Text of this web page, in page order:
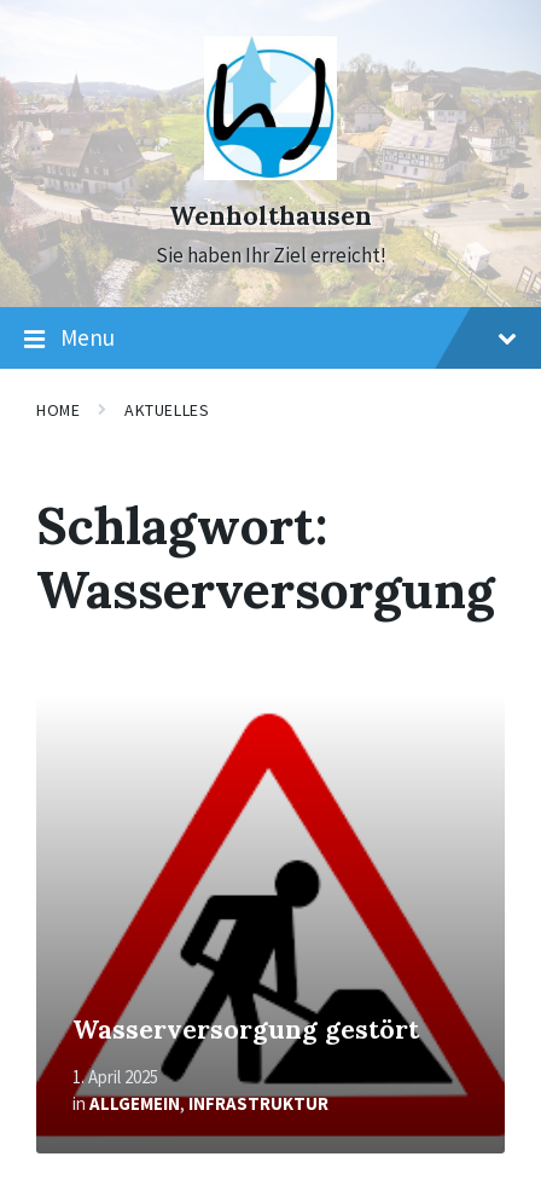
navigation
Wenholthausen
Sie haben Ihr Ziel erreicht!
Menu
HOME AKTUELLES
Schlagwort:
Wasserversorgung
Wasserversorgung gestört
1. April 2025
inALLGEMEIN,INFRASTRUKTUR